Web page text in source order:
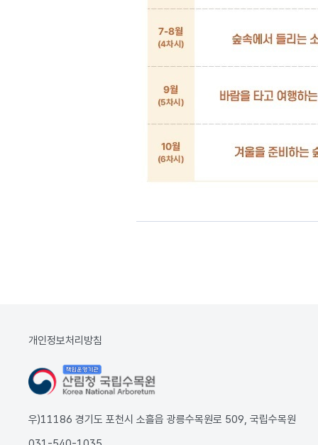
개인정보처리방침
우)11186 경기도 포천시 소흘읍 광릉수목원로 509, 국립수목원